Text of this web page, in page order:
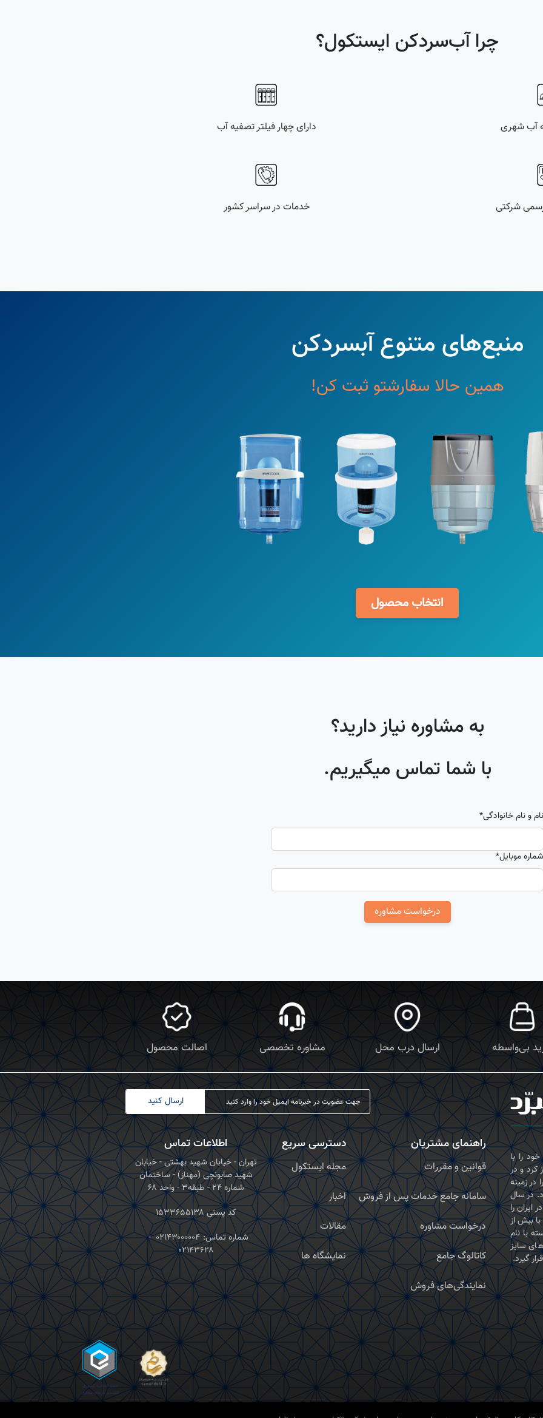
چرا آب‌سردکن ایستکول؟
آب شهری دارای چهار فیلتر تصفیه آب
خدمات در سراسر کشور
منبع‌های متنوع آبسردکن
همین‌ حالا سفارشتو ثبت کن!
انتخاب محصول
به مشاوره نیاز دارید؟
با شما تماس میگیریم.
نام و نام خانوادگی*
شماره موبایل*
درخواست مشاوره
بی‌واسطه ارسال درب محل مشاوره تخصصی اصالت محصول
ارسال کنید
۱۳۵۶ فعالیت خود را با
کرد و در
خود را در زمینه
در سال
ایران را
بیش از
با نام
سایز
گیرد.
راهنمای مشتریان
قوانین و مقررات
سامانه جامع خدمات پس از فروش
درخواست مشاوره
کاتالوگ جامع
نمایندگی‌های فروش
دسترسی سریع
مجله ایستکول
اخبار
مقالات
نمایشگاه ها
اطلاعات تماس
تهران - خیابان شهید بهشتی - خیابان
شهید صابونچی (مهناز) - ساختمان
شماره ۲۴ - طبقه۳ - واحد ۶۸
کد پستی ۱۵۳۳۶۵۵۱۳۸
شماره تماس: ۰۲۱۴۳۰۰۰۰۰۴ -
۰۲۱۴۳۶۲۸